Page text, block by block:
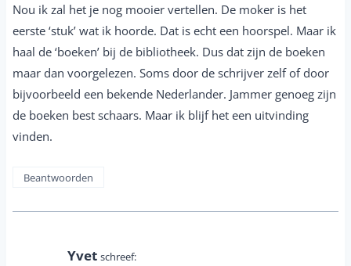
Nou ik zal het je nog mooier vertellen. De moker is het
eerste ‘stuk’ wat ik hoorde. Dat is echt een hoorspel. Maar ik
haal de ‘boeken’ bij de bibliotheek. Dus dat zijn de boeken
maar dan voorgelezen. Soms door de schrijver zelf of door
bijvoorbeeld een bekende Nederlander. Jammer genoeg zijn
de boeken best schaars. Maar ik blijf het een uitvinding
vinden.
Beantwoorden
Yvet schreef: